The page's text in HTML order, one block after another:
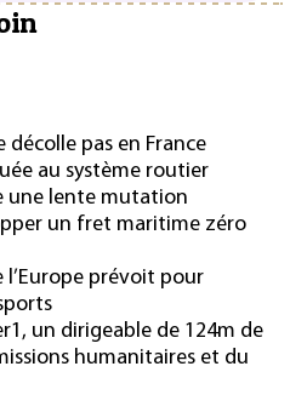
pas en France
au système routier
une lente mutation
un fret maritime zéro
l’Europe prévoit pour
un dirigeable de 124m de
humanitaires et du